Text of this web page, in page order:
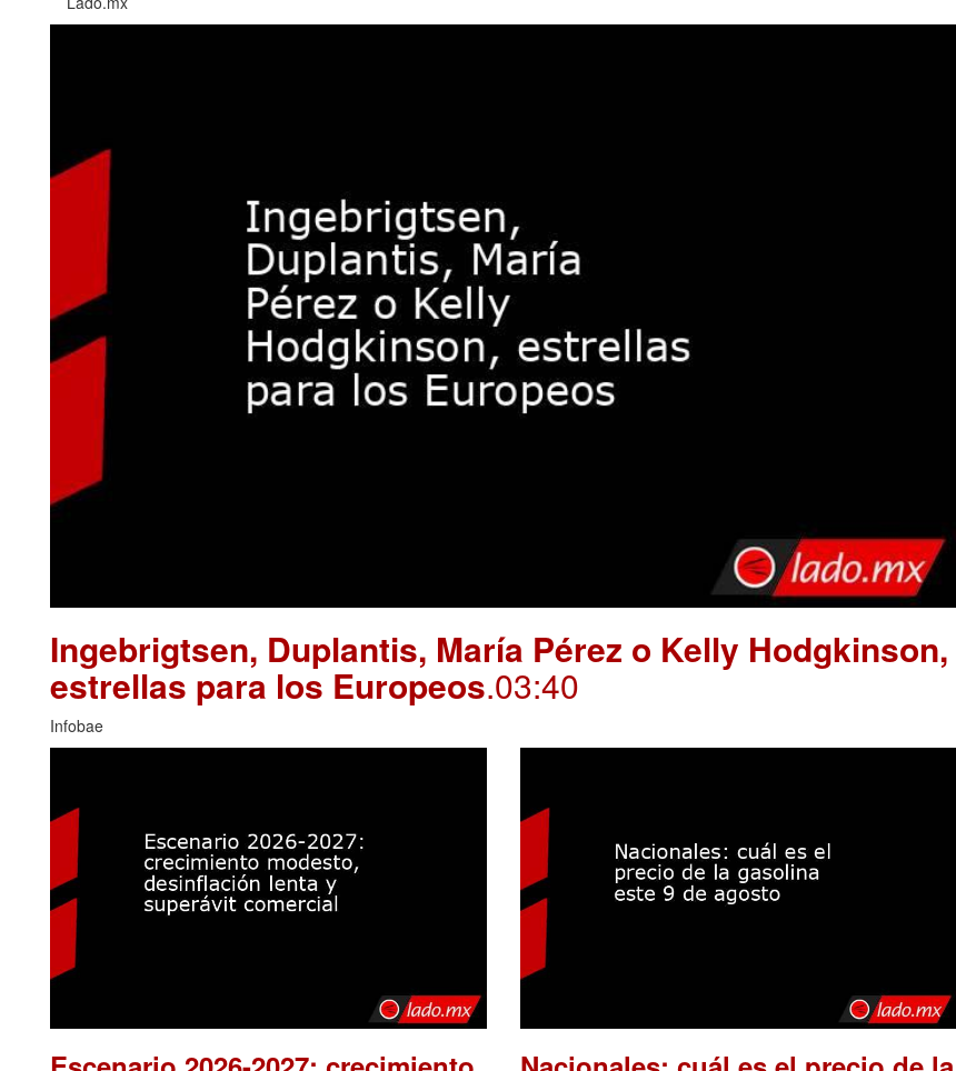
Ingebrigtsen, Duplantis, María Pérez o Kelly Hodgkinson,
estrellas para los Europeos.03:40
Infobae